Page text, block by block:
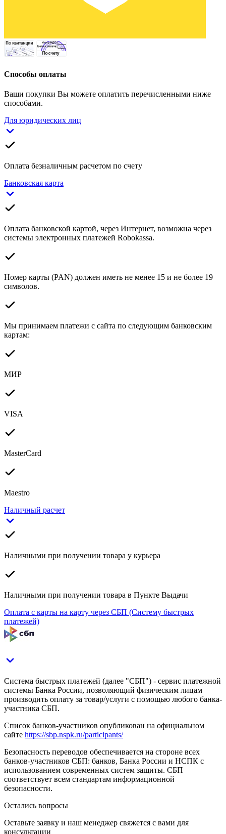
Способы оплаты
Ваши покупки Вы можете оплатить перечисленными ниже
способами.
Для юридических лиц
Оплата безналичным расчетом по счету
Банковская карта
Оплата банковской картой, через Интернет, возможна через
системы электронных платежей Robokassa.
Номер карты (PAN) должен иметь не менее 15 и не более 19
символов.
Мы принимаем платежи с сайта по следующим банковским
картам:
МИР
VISA
MasterCard
Maestro
Наличный расчет
Наличными при получении товара у курьера
Наличными при получении товара в Пункте Выдачи
Оплата с карты на карту через СБП (Систему быстрых
платежей)
Система быстрых платежей (далее "СБП") - сервис платежной
системы Банка России, позволяющий физическим лицам
производить оплату за товар/услуги с помощью любого банка-
участника СБП.
Список банков-участников опубликован на официальном
сайте https://sbp.nspk.ru/participants/
Безопасность переводов обеспечивается на стороне всех
банков-участников СБП: банков, Банка России и НСПК с
использованием современных систем защиты. СБП
соответствует всем стандартам информационной
безопасности.
Остались вопросы
Оставьте заявку и наш менеджер свяжется с вами для
консультации